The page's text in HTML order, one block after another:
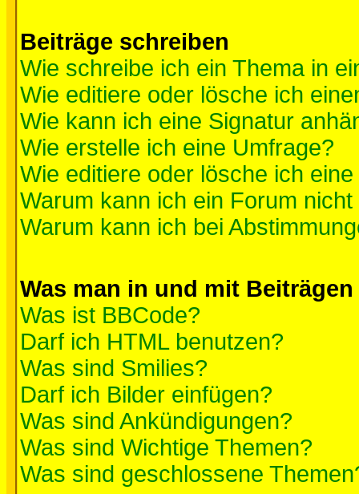
Beiträge schreiben
Wie schreibe ich ein Thema in
Wie editiere oder lösche ich
Wie kann ich eine Signatur
Wie erstelle ich eine Umfrage?
Wie editiere oder lösche ich
Warum kann ich ein Forum
Warum kann ich bei
Was man in und mit
Was ist BBCode?
Darf ich HTML benutzen?
Was sind Smilies?
Darf ich Bilder einfügen?
Was sind Ankündigungen?
Was sind Wichtige Themen?
Was sind geschlossene